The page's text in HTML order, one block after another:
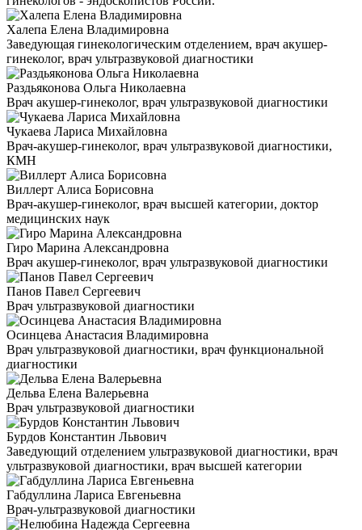
Халепа Елена Владимировна
Заведующая гинекологическим отделением, врач акушер-
гинеколог, врач ультразвуковой диагностики
Раздьяконова Ольга Николаевна
Врач акушер-гинеколог, врач ультразвуковой диагностики
Чукаева Лариса Михайловна
Врач-акушер-гинеколог, врач ультразвуковой диагностики,
КМН
Виллерт Алиса Борисовна
Врач-акушер-гинеколог, врач высшей категории, доктор
медицинских наук
Гиро Марина Александровна
Врач акушер-гинеколог, врач ультразвуковой диагностики
Панов Павел Сергеевич
Врач ультразвуковой диагностики
Осинцева Анастасия Владимировна
Врач ультразвуковой диагностики, врач функциональной
диагностики
Дельва Елена Валерьевна
Врач ультразвуковой диагностики
Бурдов Константин Львович
Заведующий отделением ультразвуковой диагностики, врач
ультразвуковой диагностики, врач высшей категории
Габдуллина Лариса Евгеньевна
Врач-ультразвуковой диагностики